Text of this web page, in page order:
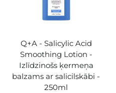
Q+A - Salicylic Acid
Smoothing Lotion -
Izlīdzinošs ķermeņa
balzams ar salicilskābi -
250ml